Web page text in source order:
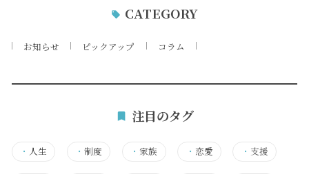
CATEGORY
お知らせ ピックアップ コラム
注目のタグ
・ 人生 ・制度 ・ 家族 ・ 恋愛 ・ 支援